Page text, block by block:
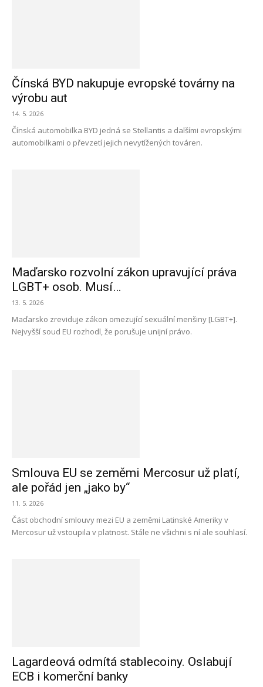
Čínská BYD nakupuje evropské továrny na
výrobu aut
14. 5. 2026
Čínská automobilka BYD jedná se Stellantis a dalšími evropskými
automobilkami o převzetí jejich nevytížených továren.
Maďarsko rozvolní zákon upravující práva
LGBT+ osob. Musí…
13. 5. 2026
Maďarsko zreviduje zákon omezující sexuální menšiny [LGBT+].
Nejvyšší soud EU rozhodl, že porušuje unijní právo.
Smlouva EU se zeměmi Mercosur už platí,
ale pořád jen „jako by“
11. 5. 2026
Část obchodní smlouvy mezi EU a zeměmi Latinské Ameriky v
Mercosur už vstoupila v platnost. Stále ne všichni s ní ale souhlasí.
Lagardeová odmítá stablecoiny. Oslabují
ECB i komerční banky